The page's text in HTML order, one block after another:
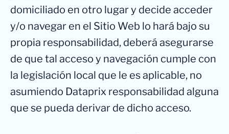
domiciliado en otro lugar y decide acceder
y/o navegar en el Sitio Web lo hará bajo su
propia responsabilidad, deberá asegurarse
de que tal acceso y navegación cumple con
la legislación local que le es aplicable, no
asumiendo Dataprix responsabilidad alguna
que se pueda derivar de dicho acceso.